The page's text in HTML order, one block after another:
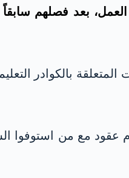
كوردستان-كوردستان سوريا، إعادة 1411 معلماً ومعلمة إلى العمل،
بالكوادر
عقود مع من استوفوا